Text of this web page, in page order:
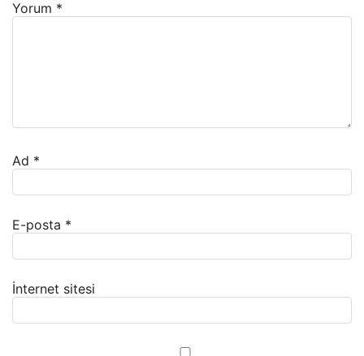
Yorum *
Ad *
E-posta *
İnternet sitesi